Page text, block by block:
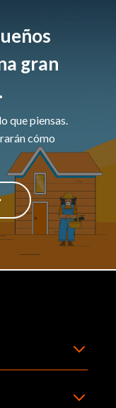
gran
que piensas.
cómo